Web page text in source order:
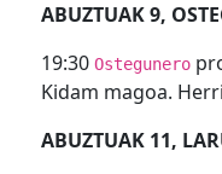
ABUZTUAK 9,
19:30Ostegunero
Kidam magoa.
ABUZTUAK 11,